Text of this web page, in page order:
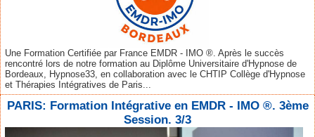
Une Formation Certifiée par France EMDR - IMO ®. Après le succès
rencontré lors de notre formation au Diplôme Universitaire d'Hypnose de
Bordeaux, Hypnose33, en collaboration avec le CHTIP Collège d'Hypnose
et Thérapies Intégratives de Paris...
PARIS: Formation Intégrative en EMDR - IMO ®. 3ème
Session. 3/3